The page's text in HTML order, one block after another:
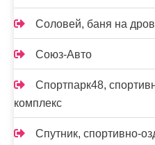
Соловей, баня на
Союз-Авто
Спортпарк48,
комплекс
Спутник, спортивно-